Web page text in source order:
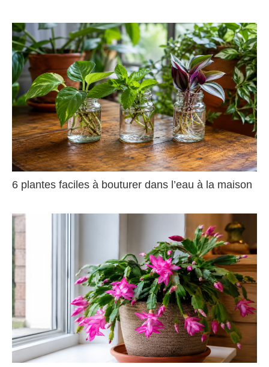
6 plantes faciles à bouturer dans l’eau à la maison